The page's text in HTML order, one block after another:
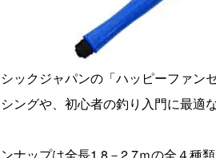
ックジャパンの「ハッピーファン
ングや、初心者の釣り入門に最適